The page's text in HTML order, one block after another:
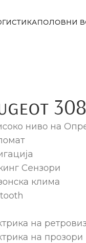
ПОЛОВНИ
ниво на
Сензори
клима
на
на прозори